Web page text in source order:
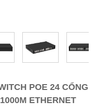
POE 24 CỔNG
ETHERNET